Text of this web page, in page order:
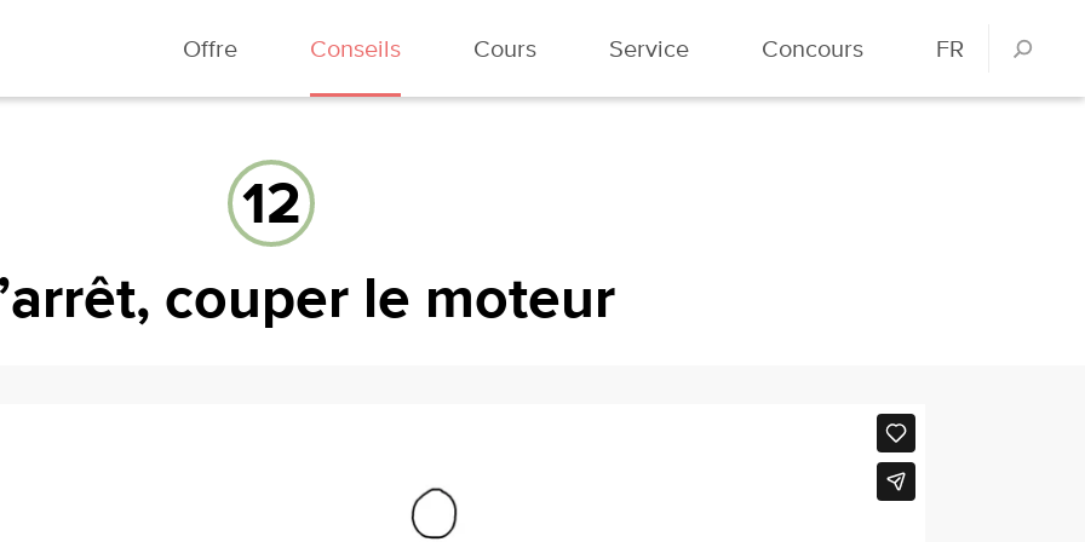
Offre Conseils Cours Service Concours FR
12
couper le moteur